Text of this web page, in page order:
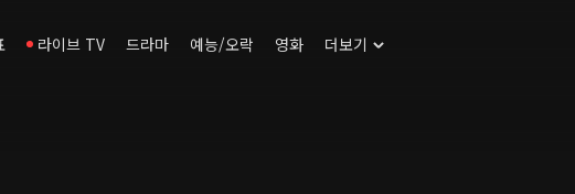
라이브 TV 드라마 예능/오락 영화 더보기